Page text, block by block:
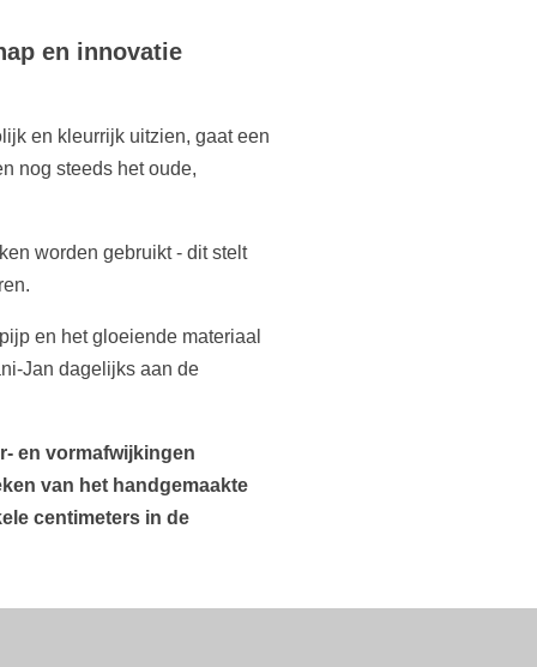
en innovatie
en kleurrijk uitzien, gaat een
nog steeds het oude,
worden gebruikt - dit stelt
en het gloeiende materiaal
Jan dagelijks aan de
en vormafwijkingen
van het handgemaakte
centimeters in de